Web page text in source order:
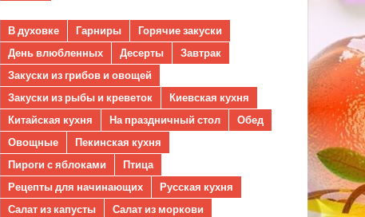
В духовке Гарниры
Горячие закуски
День влюбленных
Десерты
Завтрак
Закуски из грибов и овощей
Закуски из рыбы и креветок
Киевская кухня
Китайская кухня
На праздничный стол
Обед
Овощные
Пекинская кухня
Пироги с яблоками
Птица
Рецепты для начинающих
Русская кухня
Салат из капусты
Салат из моркови